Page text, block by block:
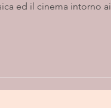
ed il cinema intorno ai